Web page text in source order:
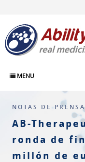
MENU
NOTAS DE PRENSA
AB-
ronda de
millón de